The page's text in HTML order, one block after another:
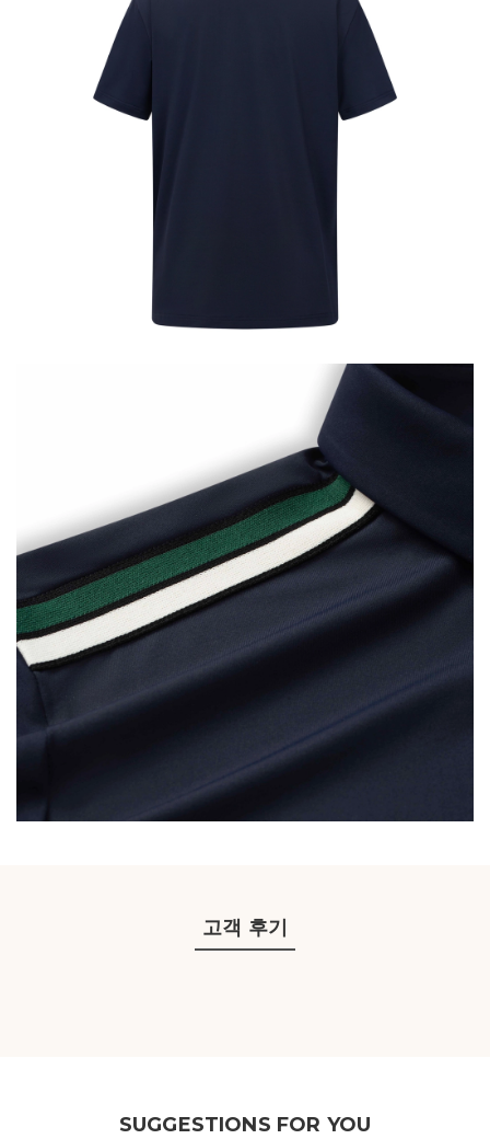
고객 후기
SUGGESTIONS FOR YOU